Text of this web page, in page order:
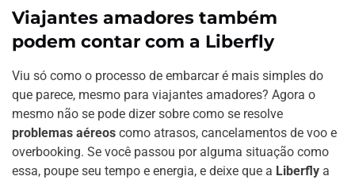
Viajantes amadores também
podem contar com a Liberfly
Viu só como o processo de embarcar é mais simples do
que parece, mesmo para viajantes amadores? Agora o
mesmo não se pode dizer sobre como se resolve
problemas aéreos como atrasos, cancelamentos de voo e
overbooking. Se você passou por alguma situação como
essa, poupe seu tempo e energia, e deixe que a Liberfly a